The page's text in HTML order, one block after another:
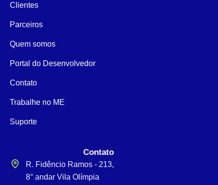
Clientes
Parceiros
Quem somos
Portal do Desenvolvedor
Contato
Trabalhe no ME
Suporte
Contato
R. Fidêncio Ramos - 213,
8° andar Vila Olímpia